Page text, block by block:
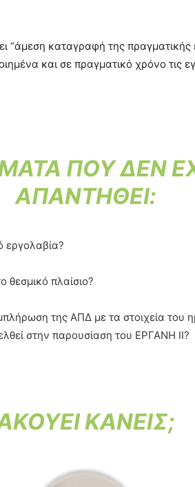
“άμεση καταγραφή της πραγματικής
και σε πραγματικό χρόνο τις
ΠΟΥ ΔΕΝ
ΑΠΑΝΤΗΘΕΙ:
εργολαβία?
θεσμικό πλαίσιο?
της ΑΠΔ με τα στοιχεία του
στην παρουσίαση του ΕΡΓΑΝΗ ΙΙ?
ΚΑΝΕΙΣ;